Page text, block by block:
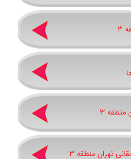
3
3
تهران منطقه 3